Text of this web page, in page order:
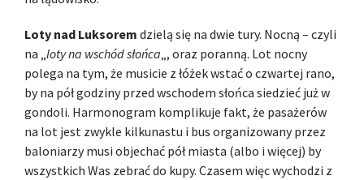
Loty nad Luksorem dzielą się na dwie tury. Nocną – czyli
na „loty na wschód słońca„, oraz poranną. Lot nocny
polega na tym, że musicie z łóżek wstać o czwartej rano,
by na pół godziny przed wschodem słońca siedzieć już w
gondoli. Harmonogram komplikuje fakt, że pasażerów
na lot jest zwykle kilkunastu i bus organizowany przez
baloniarzy musi objechać pół miasta (albo i więcej) by
wszystkich Was zebrać do kupy. Czasem więc wychodzi z